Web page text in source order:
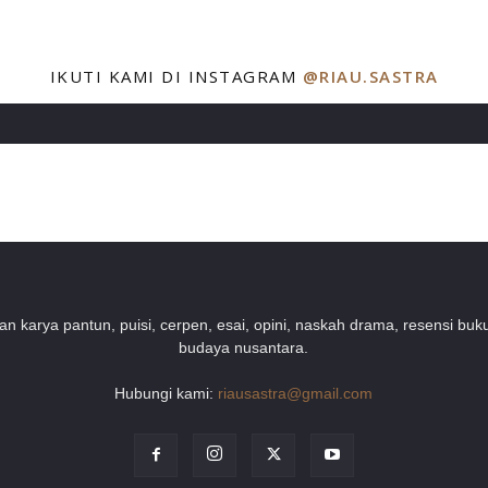
IKUTI KAMI DI INSTAGRAM @RIAU.SASTRA
karya pantun, puisi, cerpen, esai, opini, naskah drama, resensi
budaya nusantara.
Hubungi kami: riausastra@gmail.com